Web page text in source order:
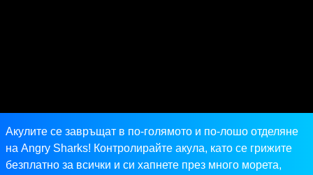
Акулите се завръщат в по-голямото и по-лошо отделяне
на Angry Sharks! Контролирайте акула, като се грижите
безплатно за всички и си хапнете през много морета,